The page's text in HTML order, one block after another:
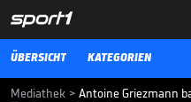
ÜBERSICHT KATEGORIEN
Mediathek > Antoine Griezmann